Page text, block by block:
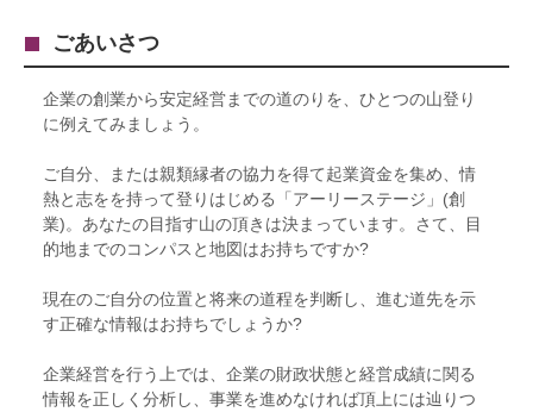
ごあいさつ
企業の創業から安定経営までの道のりを、ひとつの山登り
に例えてみましょう。
ご自分、または親類縁者の協力を得て起業資金を集め、情
熱と志をを持って登りはじめる「アーリーステージ」(創
業)。あなたの目指す山の頂きは決まっています。さて、目
的地までのコンパスと地図はお持ちですか?
現在のご自分の位置と将来の道程を判断し、進む道先を示
す正確な情報はお持ちでしょうか?
企業経営を行う上では、企業の財政状態と経営成績に関る
情報を正しく分析し、事業を進めなければ頂上には辿りつ